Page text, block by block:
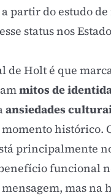
a partir do estudo
status nos
de Holt é que
mitos de
ansiedades
histórico.
principalmente
funcional
mas na